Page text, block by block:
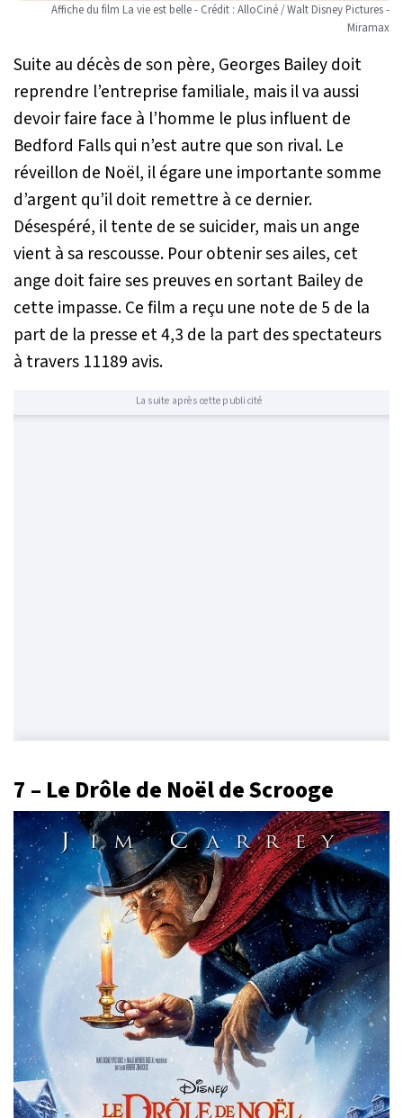
Affiche du film La vie est belle - Crédit : AlloCiné / Walt Disney Pictures -
Miramax
Suite au décès de son père, Georges Bailey doit
reprendre l’entreprise familiale, mais il va aussi
devoir faire face à l’homme le plus influent de
Bedford Falls qui n’est autre que son rival. Le
réveillon de Noël, il égare une importante somme
d’argent qu’il doit remettre à ce dernier.
Désespéré, il tente de se suicider, mais un ange
vient à sa rescousse. Pour obtenir ses ailes, cet
ange doit faire ses preuves en sortant Bailey de
cette impasse. Ce film a reçu une note de 5 de la
part de la presse et 4,3 de la part des spectateurs
à travers 11189 avis.
La suite après cette publicité
7 – Le Drôle de Noël de Scrooge